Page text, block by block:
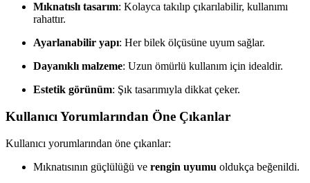
Mıknatıslı tasarım: Kolayca takılıp çıkarılabilir, kullanımı
rahattır.
Ayarlanabilir yapı: Her bilek ölçüsüne uyum sağlar.
Dayanıklı malzeme: Uzun ömürlü kullanım için idealdir.
Estetik görünüm: Şık tasarımıyla dikkat çeker.
Kullanıcı Yorumlarından Öne Çıkanlar
Kullanıcı yorumlarından öne çıkanlar:
Mıknatısının güçlülüğü ve rengin uyumu oldukça beğenildi.